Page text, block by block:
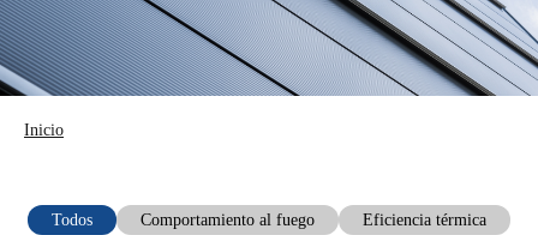
Inicio
Todos Comportamiento al fuego
Eficiencia térmica